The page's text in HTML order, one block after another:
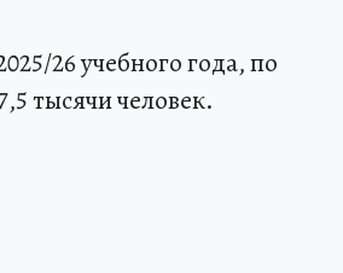
26 учебного года, по
тысячи человек.